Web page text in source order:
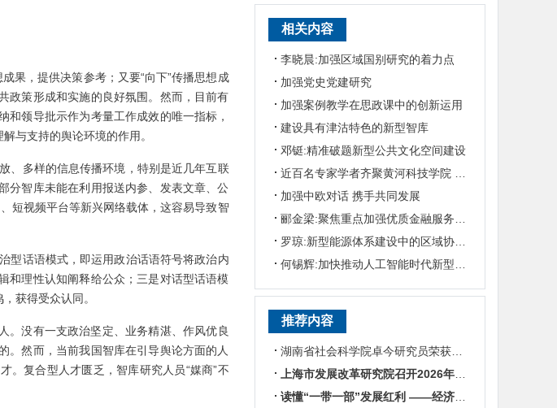
果，提供决策参考；又要“向下”传播思想成
政策形成和实施的良好氛围。然而，目前有
领导批示作为考量工作成效的唯一指标，
与支持的舆论环境的作用。
、多样的信息传播环境，特别是近几年互联
分智库未能在利用报送内参、发表文章、公
短视频平台等新兴网络载体，这容易导致智
型话语模式，即运用政治话语符号将政治内
和理性认知阐释给公众；三是对话型话语模
获得受众认同。
。没有一支政治坚定、业务精湛、作风优良
。然而，当前我国智库在引导舆论方面的人
。复合型人才匮乏，智库研究人员“媒商”不
相关内容
李晓晨:加强区域国别研究的着力点
加强党史党建研究
加强案例教学在思政课中的创新运用
建设具有津沽特色的新型智库
邓铤:精准破题新型公共文化空间建设
加强中欧对话 携手共同发展
罗琼:新型能源体系建设中的区域协同性
推荐内容
湖南省社会科学院卓今研究员荣获第九届鲁迅文学奖
上海市发展改革研究院召开2026年半年度工作会议
读懂“一带一部”发展红利 ——经济学专家谈湖南区位优势